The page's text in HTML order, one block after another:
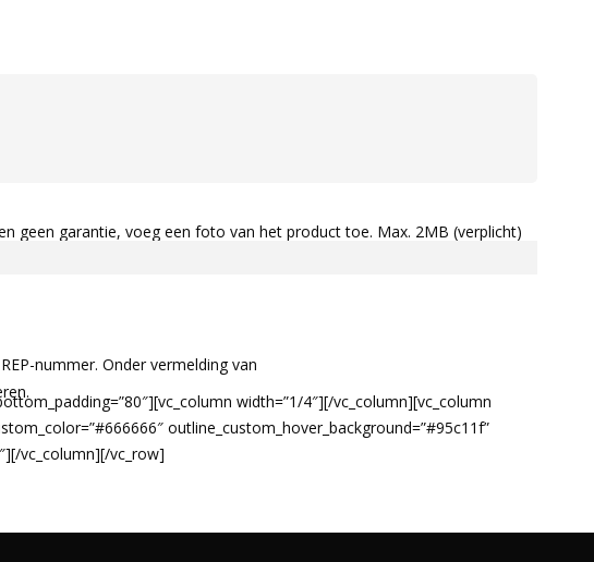
geen garantie, voeg een foto van het product toe. Max. 2MB (verplicht)
nummer. Onder vermelding van
width=”1/4″][/vc_column][vc_column
outline_custom_hover_background=”#95c11f”
vc_column][/vc_row]